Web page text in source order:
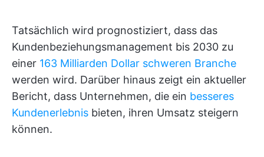
Tatsächlich wird prognostiziert, dass das
Kundenbeziehungsmanagement bis 2030 zu
einer 163 Milliarden Dollar schweren Branche
werden wird. Darüber hinaus zeigt ein aktueller
Bericht, dass Unternehmen, die ein besseres
Kundenerlebnis bieten, ihren Umsatz steigern
können.